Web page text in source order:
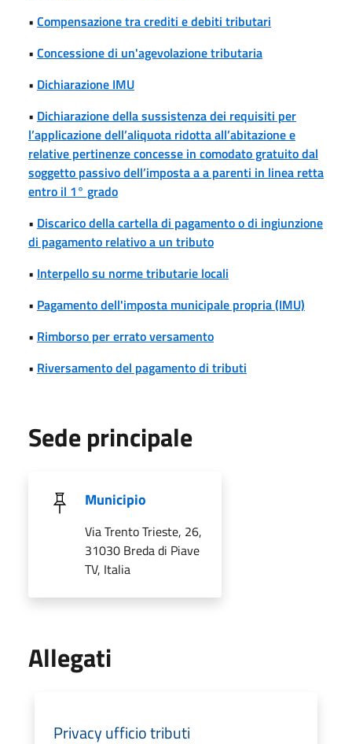
• Compensazione tra crediti e debiti tributari
• Concessione di un'agevolazione tributaria
• Dichiarazione IMU
• Dichiarazione della sussistenza dei requisiti per
l’applicazione dell’aliquota ridotta all’abitazione e
relative pertinenze concesse in comodato gratuito dal
soggetto passivo dell’imposta a a parenti in linea retta
entro il 1° grado
• Discarico della cartella di pagamento o di ingiunzione
di pagamento relativo a un tributo
• Interpello su norme tributarie locali
• Pagamento dell'imposta municipale propria (IMU)
• Rimborso per errato versamento
• Riversamento del pagamento di tributi
Sede principale
Municipio
Via Trento Trieste, 26,
31030 Breda di Piave
TV, Italia
Allegati
Privacy ufficio tributi